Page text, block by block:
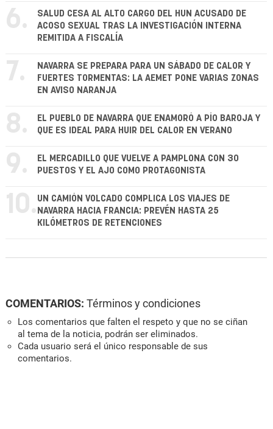
6.
SALUD CESA AL ALTO CARGO DEL HUN ACUSADO DE
ACOSO SEXUAL TRAS LA INVESTIGACIÓN INTERNA
REMITIDA A FISCALÍA
7.
NAVARRA SE PREPARA PARA UN SÁBADO DE CALOR Y
FUERTES TORMENTAS: LA AEMET PONE VARIAS ZONAS
EN AVISO NARANJA
8.
EL PUEBLO DE NAVARRA QUE ENAMORÓ A PÍO BAROJA Y
QUE ES IDEAL PARA HUIR DEL CALOR EN VERANO
9.
EL MERCADILLO QUE VUELVE A PAMPLONA CON 30
PUESTOS Y EL AJO COMO PROTAGONISTA
10. UN CAMIÓN VOLCADO COMPLICA LOS VIAJES DE
NAVARRA HACIA FRANCIA: PREVÉN HASTA 25
KILÓMETROS DE RETENCIONES
COMENTARIOS: Términos y condiciones
Los comentarios que falten el respeto y que no se ciñan
al tema de la noticia, podrán ser eliminados.
Cada usuario será el único responsable de sus
comentarios.